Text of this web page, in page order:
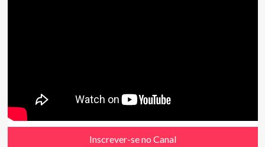
Inscrever-se no Canal